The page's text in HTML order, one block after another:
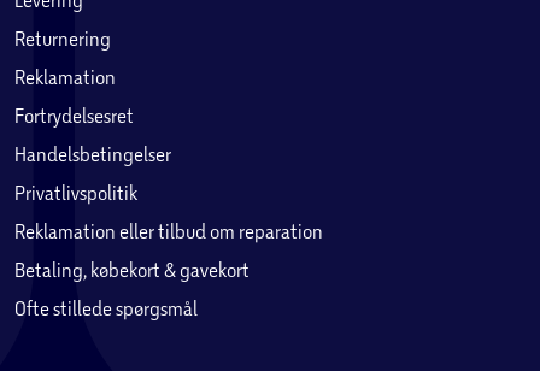
Returnering
Reklamation
Fortrydelsesret
Handelsbetingelser
Privatlivspolitik
Reklamation eller tilbud om reparation
Betaling, købekort & gavekort
Ofte stillede spørgsmål